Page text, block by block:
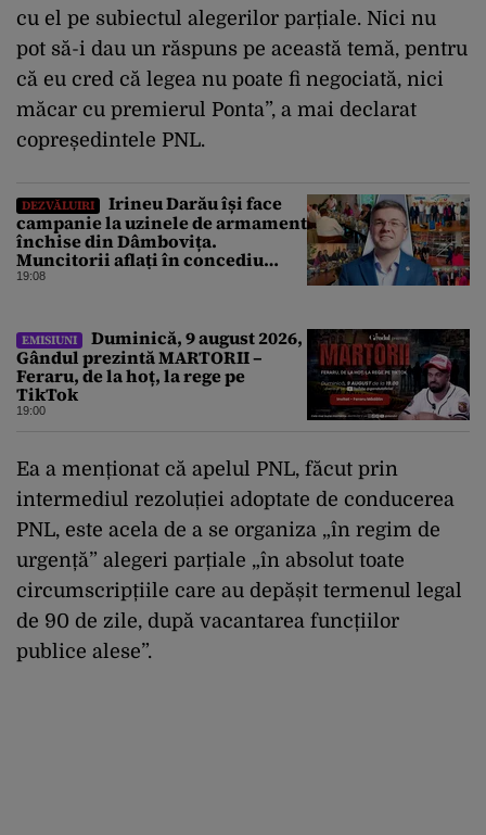
cu el pe subiectul alegerilor parțiale. Nici nu
pot să-i dau un răspuns pe această temă, pentru
că eu cred că legea nu poate fi negociată, nici
măcar cu premierul Ponta”, a mai declarat
copreședintele PNL.
DEZVĂLUIRI
Irineu Darău își face
campanie la uzinele de armament
închise din Dâmbovița.
Muncitorii aflați în concediu
forțat din cauza lipsei comenzilor
19:08
EMISIUNI
Duminică, 9 august 2026,
Gândul prezintă MARTORII –
Feraru, de la hoț, la rege pe
TikTok
19:00
Ea a menționat că apelul PNL, făcut prin
intermediul rezoluției adoptate de conducerea
PNL, este acela de a se organiza „în regim de
urgență” alegeri parțiale „în absolut toate
circumscripțiile care au depășit termenul legal
de 90 de zile, după vacantarea funcțiilor
publice alese”.